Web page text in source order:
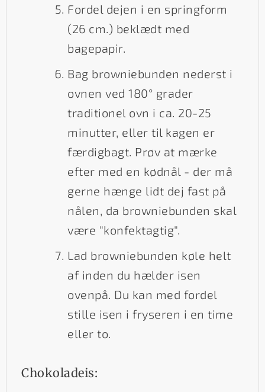
Fordel dejen i en springform
(26 cm.) beklædt med
bagepapir.
Bag browniebunden nederst i
ovnen ved 180° grader
traditionel ovn i ca. 20-25
minutter, eller til kagen er
færdigbagt. Prøv at mærke
efter med en kødnål - der må
gerne hænge lidt dej fast på
nålen, da browniebunden skal
være "konfektagtig".
Lad browniebunden køle helt
af inden du hælder isen
ovenpå. Du kan med fordel
stille isen i fryseren i en time
eller to.
Chokoladeis: